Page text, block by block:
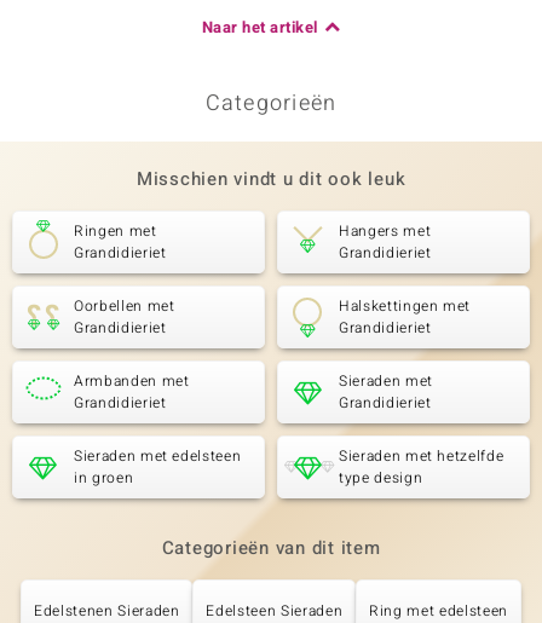
Naar het artikel
Categorieën
Misschien vindt u dit ook leuk
Ringen met
Grandidieriet
Hangers met
Grandidieriet
Oorbellen met
Grandidieriet
Halskettingen met
Grandidieriet
Armbanden met
Grandidieriet
Sieraden met
Grandidieriet
Sieraden met edelsteen
in groen
Sieraden met hetzelfde
type design
Categorieën van dit item
Edelstenen Sieraden Edelsteen Sieraden Ring met edelsteen